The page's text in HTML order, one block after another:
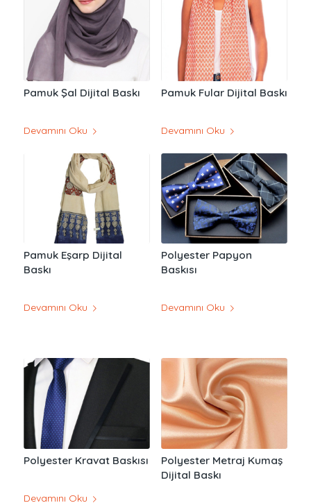
Pamuk Şal Dijital Baskı
Devamını Oku
Pamuk Fular Dijital Baskı
Devamını Oku
Pamuk Eşarp Dijital
Baskı
Devamını Oku
Polyester Papyon
Baskısı
Devamını Oku
Polyester Kravat Baskısı
Devamını Oku
Polyester Metraj Kumaş
Dijital Baskı